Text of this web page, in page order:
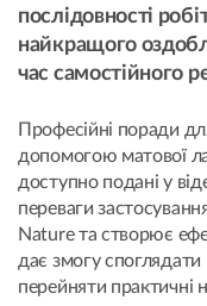
послідовності
найкращого
час самостійного
Професійні поради
допомогою матової
доступно подані у
переваги
Nature та створює
дає змогу споглядати
перейняти практичні